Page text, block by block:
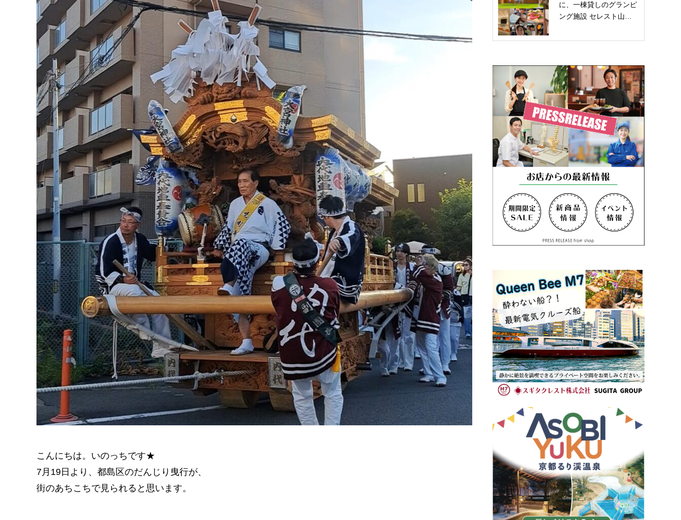
こんにちは。いのっちです★
7月19日より、都島区のだんじり 曳行が、
街のあちこちで見られると思います。
に、一棟貸しのグランピ
ング施設 セレスト山…